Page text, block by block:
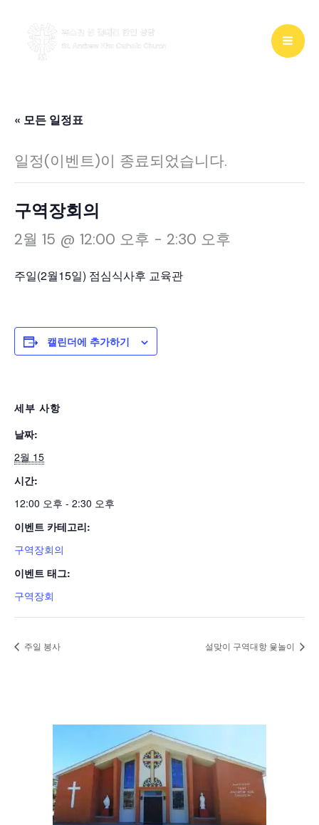
« 모든 일정표
일정(이벤트)이 종료되었습니다.
구역장회의
2월 15 @ 12:00 오후 - 2:30 오후
주일(2월15일) 점심식사후 교육관
캘린더에 추가하기
세부 사항
날짜:
2월 15
시간:
12:00 오후 - 2:30 오후
이벤트 카테고리:
구역장회의
이벤트 태그:
구역장회
주일 봉사 설맞이 구역대항 윷놀이